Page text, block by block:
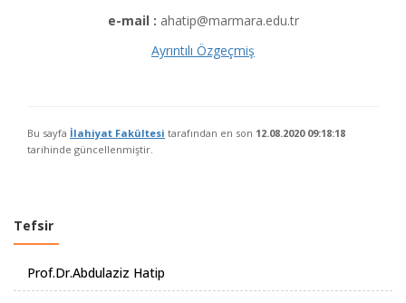
e-mail : ahatip@marmara.edu.tr
Ayrıntılı Özgeçmiş
Bu sayfa İlahiyat Fakültesi tarafından en son 12.08.2020 09:18:18
tarihinde güncellenmiştir.
Tefsir
Prof.Dr.Abdulaziz Hatip